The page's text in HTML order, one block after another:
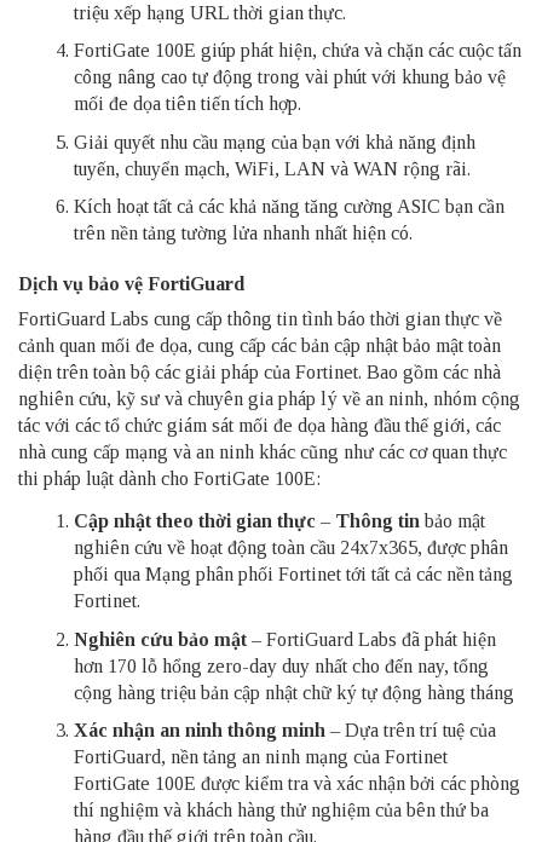
triệu xếp hạng URL thời gian thực.
FortiGate 100E giúp phát hiện, chứa và chặn các cuộc tấn
công nâng cao tự động trong vài phút với khung bảo vệ
mối đe dọa tiên tiến tích hợp.
Giải quyết nhu cầu mạng của bạn với khả năng định
tuyến, chuyển mạch, WiFi, LAN và WAN rộng rãi.
Kích hoạt tất cả các khả năng tăng cường ASIC bạn cần
trên nền tảng tường lửa nhanh nhất hiện có.
Dịch vụ bảo vệ FortiGuard
FortiGuard Labs cung cấp thông tin tình báo thời gian thực về
cảnh quan mối đe dọa, cung cấp các bản cập nhật bảo mật toàn
diện trên toàn bộ các giải pháp của Fortinet. Bao gồm các nhà
nghiên cứu, kỹ sư và chuyên gia pháp lý về an ninh, nhóm cộng
tác với các tổ chức giám sát mối đe dọa hàng đầu thế giới, các
nhà cung cấp mạng và an ninh khác cũng như các cơ quan thực
thi pháp luật dành cho FortiGate 100E:
Cập nhật theo thời gian thực – Thông tin bảo mật
nghiên cứu về hoạt động toàn cầu 24x7x365, được phân
phối qua Mạng phân phối Fortinet tới tất cả các nền tảng
Fortinet.
Nghiên cứu bảo mật– FortiGuard Labs đã phát hiện
hơn 170 lỗ hổng zero-day duy nhất cho đến nay, tổng
cộng hàng triệu bản cập nhật chữ ký tự động hàng tháng
Xác nhận an ninh thông minh – Dựa trên trí tuệ của
FortiGuard, nền tảng an ninh mạng của Fortinet
FortiGate 100E được kiểm tra và xác nhận bởi các phòng
thí nghiệm và khách hàng thử nghiệm của bên thứ ba
hàng đầu thế giới trên toàn cầu.